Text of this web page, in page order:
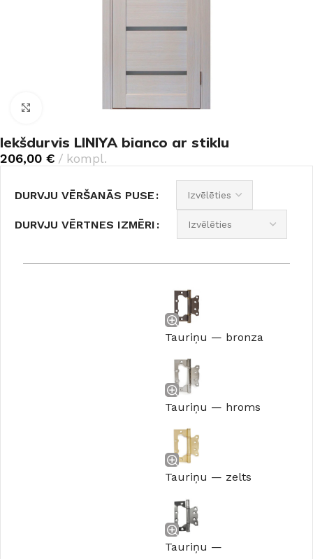
Noklikšķiniet, lai palielinātu
Iekšdurvis LINIYA bianco ar stiklu
206,00 € kompl.
DURVJU VĒRŠANĀS PUSE
DURVJU VĒRTNES IZMĒRI
Tauriņu — bronza
Tauriņu — hroms
Tauriņu — zelts
Tauriņu —